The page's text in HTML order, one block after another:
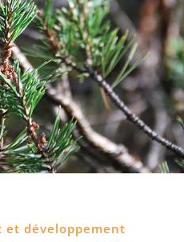
et développement